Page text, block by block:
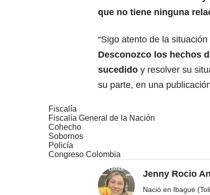
que no tiene ninguna
“Sigo atento de la
Desconozco los hechos
sucedido y resolver su
su parte, en una
Fiscalía
Fiscalía General de la Nación
Cohecho
Sobornos
Policía
Congreso Colombia
Jenny Rocio
Nació en Ibagué